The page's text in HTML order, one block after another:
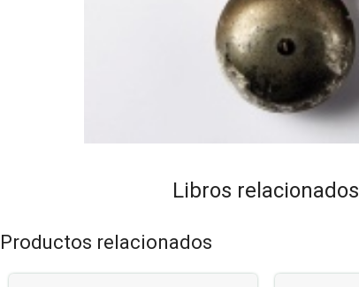
Libros relacionados
Productos relacionados